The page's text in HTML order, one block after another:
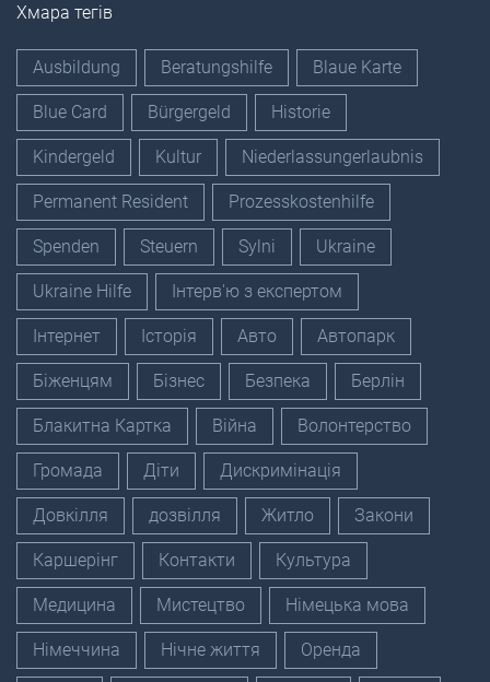
Хмара тегів
Ausbildung Beratungshilfe Blaue Karte
Blue Card Bürgergeld Historie
Kindergeld Kultur Niederlassungerlaubnis
Permanent Resident Prozesskostenhilfe
Spenden Steuern Sylni Ukraine
Ukraine Hilfe Інтерв'ю з експертом
Інтернет Історія Авто Автопарк
Біженцям Бізнес Безпека Берлін
Блакитна Картка Війна Волонтерство
Громада Діти Дискримінація
Довкілля дозвілля Житло Закони
Каршерінг Контакти Культура
Медицина Мистецтво Німецька мова
Німеччина Нічне життя Оренда